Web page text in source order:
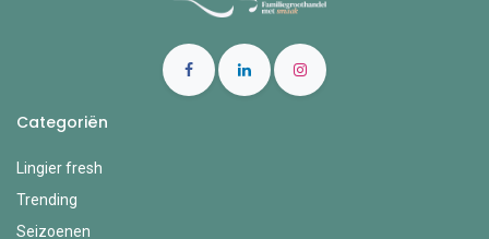
Categoriën
Lingier fresh
Trending
Seizoenen